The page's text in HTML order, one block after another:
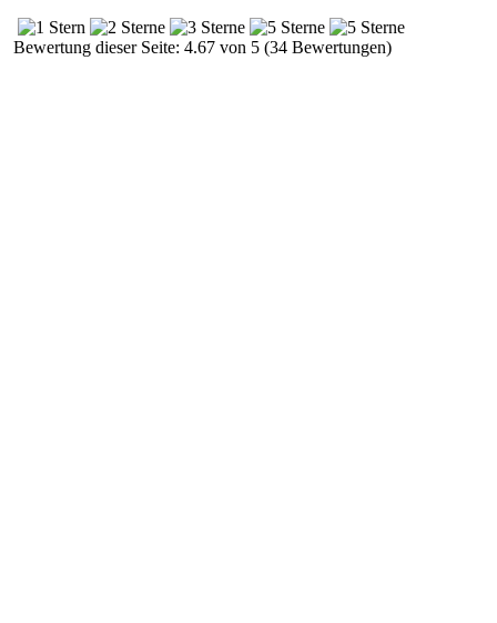
Bewertung dieser Seite: 4.67 von 5 (34 Bewertungen)